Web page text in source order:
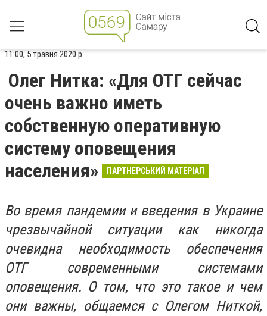
11:00, 5 травня 2020 р.
Олег Нитка: «Для ОТГ сейчас
очень важно иметь
собственную оперативную
систему оповещения
населения»
ПАРТНЕРСЬКИЙ МАТЕРІАЛ
Во время пандемии и введения в Украине
чрезвычайной ситуации как никогда
очевидна необходимость обеспечения
ОТГ современными системами
оповещения. О том, что это такое и чем
они важны, общаемся с Олегом Ниткой,